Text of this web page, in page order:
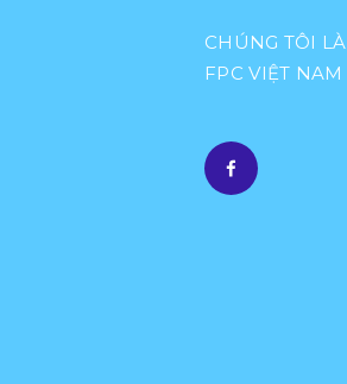
CHÚNG TÔI LÀ
FPC VIỆT NAM